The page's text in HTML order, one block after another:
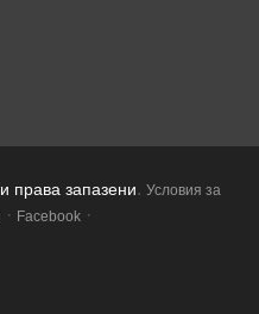
права запазени. Условия за
· Facebook ·